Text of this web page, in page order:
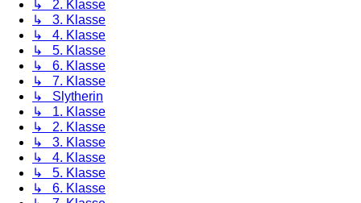
↳ 2. Klasse
↳ 3. Klasse
↳ 4. Klasse
↳ 5. Klasse
↳ 6. Klasse
↳ 7. Klasse
↳ Slytherin
↳ 1. Klasse
↳ 2. Klasse
↳ 3. Klasse
↳ 4. Klasse
↳ 5. Klasse
↳ 6. Klasse